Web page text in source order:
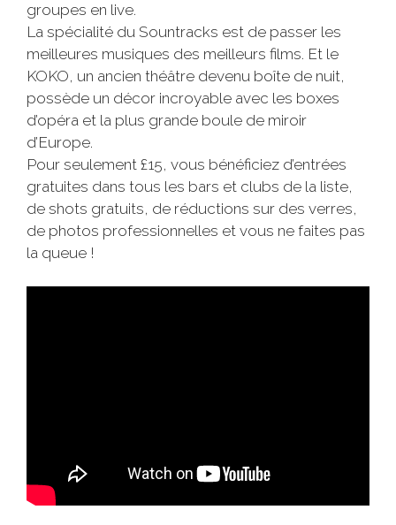
groupes en live.
La spécialité du Sountracks est de passer les
meilleures musiques des meilleurs films. Et le
KOKO, un ancien théâtre devenu boîte de nuit,
possède un décor incroyable avec les boxes
d’opéra et la plus grande boule de miroir
d’Europe.
Pour seulement £15, vous bénéficiez d’entrées
gratuites dans tous les bars et clubs de la liste,
de shots gratuits, de réductions sur des verres,
de photos professionnelles et vous ne faites pas
la queue !